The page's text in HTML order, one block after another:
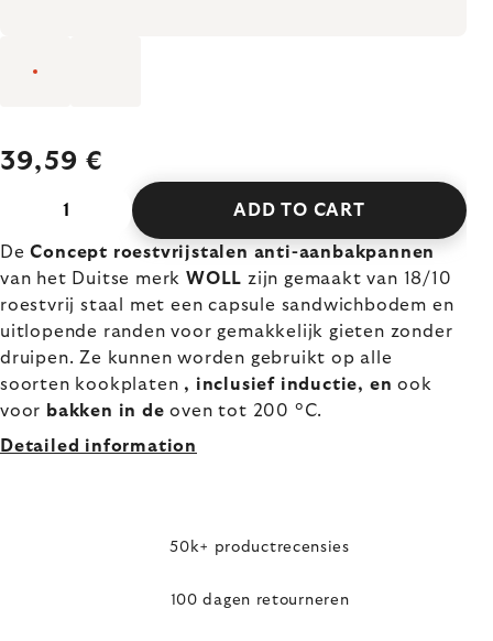
39,59 €
ADD TO CART
DeConcept roestvrijstalen anti-aanbakpannen
van het Duitse merk WOLL zijn gemaakt van 18/10
roestvrij staal met een capsule sandwichbodem en
uitlopende randen voor gemakkelijk gieten zonder
druipen. Ze kunnen worden gebruikt op alle
soorten kookplaten , inclusief inductie, enook
voor bakken in deoven tot 200 °C.
Detailed information
50k+ productrecensies
100 dagen retourneren